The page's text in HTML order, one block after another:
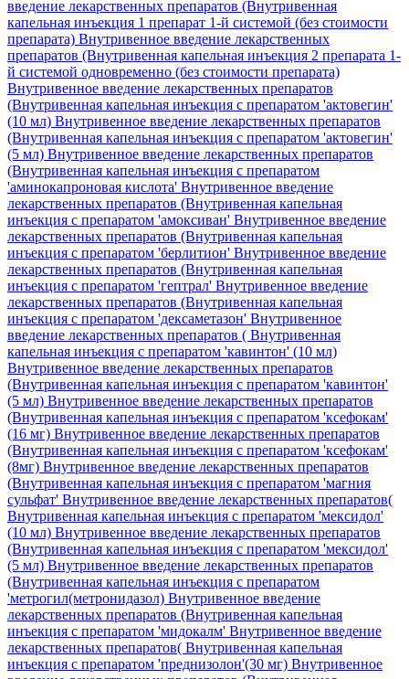
введение лекарственных препаратов (Внутривенная
капельная инъекция 1 препарат 1-й системой (без стоимости
препарата) Внутривенное введение лекарственных
препаратов (Внутривенная капельная инъекция 2 препарата 1-
й системой одновременно (без стоимости препарата)
Внутривенное введение лекарственных препаратов
(Внутривенная капельная инъекция с препаратом 'актовегин'
(10 мл) Внутривенное введение лекарственных препаратов
(Внутривенная капельная инъекция с препаратом 'актовегин'
(5 мл) Внутривенное введение лекарственных препаратов
(Внутривенная капельная инъекция с препаратом
'аминокапроновая кислота' Внутривенное введение
лекарственных препаратов (Внутривенная капельная
инъекция с препаратом 'амоксиван' Внутривенное введение
лекарственных препаратов (Внутривенная капельная
инъекция с препаратом 'берлитион' Внутривенное введение
лекарственных препаратов (Внутривенная капельная
инъекция с препаратом 'гептрал' Внутривенное введение
лекарственных препаратов (Внутривенная капельная
инъекция с препаратом 'дексаметазон' Внутривенное
введение лекарственных препаратов ( Внутривенная
капельная инъекция с препаратом 'кавинтон' (10 мл)
Внутривенное введение лекарственных препаратов
(Внутривенная капельная инъекция с препаратом 'кавинтон'
(5 мл) Внутривенное введение лекарственных препаратов
(Внутривенная капельная инъекция с препаратом 'ксефокам'
(16 мг) Внутривенное введение лекарственных препаратов
(Внутривенная капельная инъекция с препаратом 'ксефокам'
(8мг) Внутривенное введение лекарственных препаратов
(Внутривенная капельная инъекция с препаратом 'магния
сульфат' Внутривенное введение лекарственных препаратов(
Внутривенная капельная инъекция с препаратом 'мексидол'
(10 мл) Внутривенное введение лекарственных препаратов
(Внутривенная капельная инъекция с препаратом 'мексидол'
(5 мл) Внутривенное введение лекарственных препаратов
(Внутривенная капельная инъекция с препаратом
'метрогил(метронидазол) Внутривенное введение
лекарственных препаратов (Внутривенная капельная
инъекция с препаратом 'мидокалм' Внутривенное введение
лекарственных препаратов( Внутривенная капельная
инъекция с препаратом 'преднизолон'(30 мг) Внутривенное